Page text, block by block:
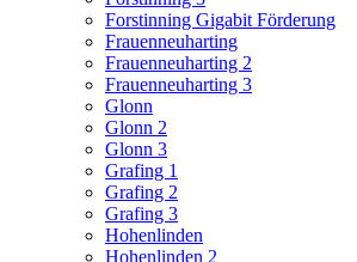
Forstinning Gigabit Förderung
Frauenneuharting
Frauenneuharting 2
Frauenneuharting 3
Glonn
Glonn 2
Glonn 3
Grafing 1
Grafing 2
Grafing 3
Hohenlinden
Hohenlinden 2